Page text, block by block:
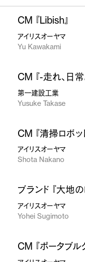
CM 『Libish』
アイリスオーヤマ
Yu Kawakami
CM 『-走れ、日
第一建設工業
Yusuke Takase
CM 『清掃ロボッ
アイリスオーヤマ
Shota Nakano
ブランド 『大地の
アイリスオーヤマ
Yohei Sugimoto
CM 『ポータブ